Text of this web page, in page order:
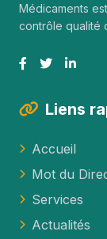
Médicaments
contrôle qualité
Liens
Accueil
Mot du
Services
Actualités